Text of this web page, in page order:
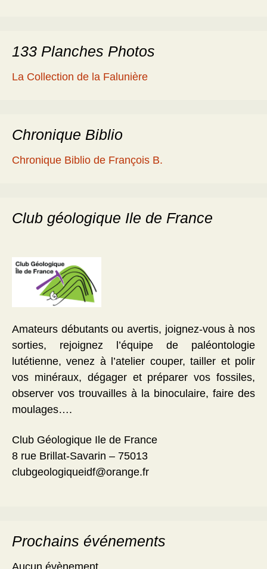
133 Planches Photos
La Collection de la Falunière
Chronique Biblio
Chronique Biblio de François B.
Club géologique Ile de France
Amateurs débutants ou avertis, joignez-vous à nos
sorties, rejoignez l’équipe de paléontologie
lutétienne, venez à l’atelier couper, tailler et polir
vos minéraux, dégager et préparer vos fossiles,
observer vos trouvailles à la binoculaire, faire des
moulages….
Club Géologique Ile de France
8 rue Brillat-Savarin – 75013
clubgeologiqueidf@orange.fr
Prochains événements